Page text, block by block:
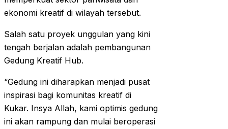
ekonomi kreatif di wilayah tersebut.
Salah satu proyek unggulan yang kini
tengah berjalan adalah pembangunan
Gedung Kreatif Hub.
“Gedung ini diharapkan menjadi pusat
inspirasi bagi komunitas kreatif di
Kukar. Insya Allah, kami optimis gedung
ini akan rampung dan mulai beroperasi